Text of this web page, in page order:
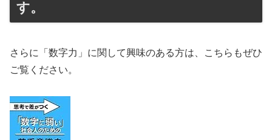
す。
さらに「数字力」に関して興味のある方は、こちらもぜひ
ご覧ください。